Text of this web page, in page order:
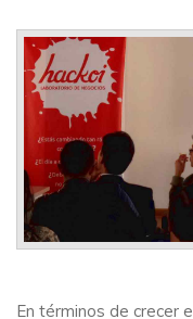
En términos de crecer